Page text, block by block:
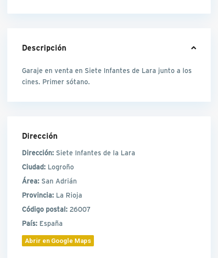
Descripción
Garaje en venta en Siete Infantes de Lara junto a los
cines. Primer sótano.
Dirección
Dirección: Siete Infantes de la Lara
Ciudad: Logroño
Área: San Adrián
Provincia: La Rioja
Código postal: 26007
País: España
Abrir en Google Maps